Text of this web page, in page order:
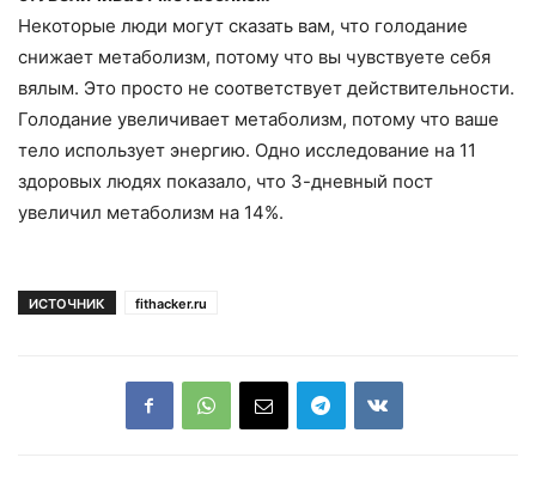
Некоторые люди могут сказать вам, что голодание
снижает метаболизм, потому что вы чувствуете себя
вялым. Это просто не соответствует действительности.
Голодание увеличивает метаболизм, потому что ваше
тело использует энергию. Одно исследование на 11
здоровых людях показало, что 3-дневный пост
увеличил метаболизм на 14%.
ИСТОЧНИК fithacker.ru